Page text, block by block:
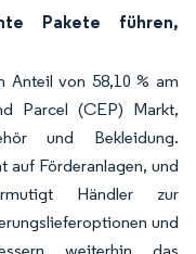
Pakete führen,
Anteil von 58,10 % am
Parcel (CEP) Markt,
und Bekleidung.
auf Förderanlagen, und
Händler zur
und